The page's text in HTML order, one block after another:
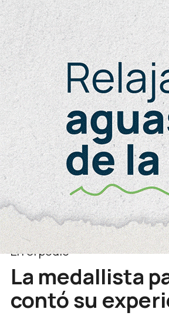
Sábado 8 deAgosto de 2026
Neuquinidad Gabinete
Juventud
En el podio
La medallista
contó su